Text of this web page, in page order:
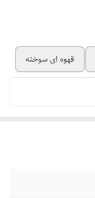
قهوه ای سوخته